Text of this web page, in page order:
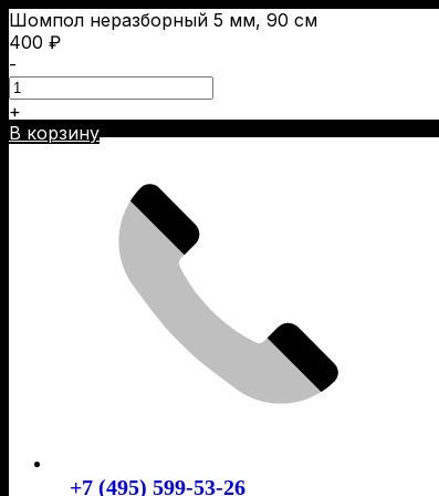
Шомпол неразборный 5 мм, 90 см
400 ₽
-
+
В корзину
Skip
+7 (495) 599-53-26